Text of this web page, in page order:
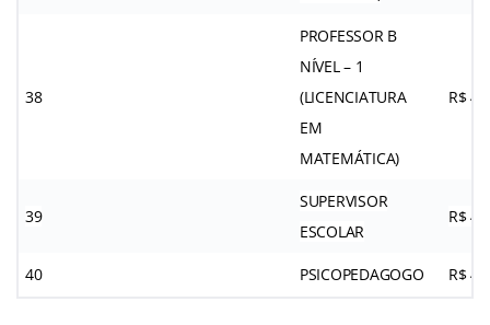
38
PROFESSOR B
NÍVEL – 1
(LICENCIATURA
EM
MATEMÁTICA)
R$
39
SUPERVISOR
ESCOLAR
R$
40 PSICOPEDAGOGO R$